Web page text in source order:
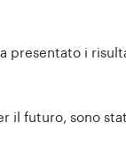
presentato i
il futuro, sono